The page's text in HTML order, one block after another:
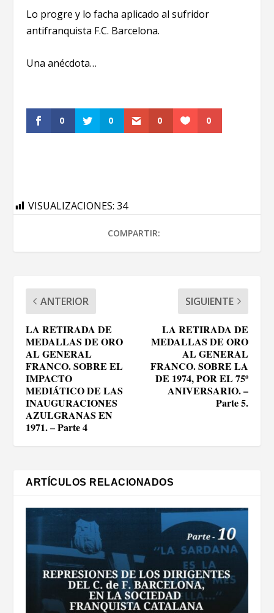
Lo progre y lo facha aplicado al sufridor
antifranquista F.C. Barcelona.
Una anécdota…
0 0 0 0
VISUALIZACIONES: 34
COMPARTIR:
ANTERIOR
LA RETIRADA DE
MEDALLAS DE ORO
AL GENERAL
FRANCO. SOBRE EL
IMPACTO
MEDIÁTICO DE LAS
INAUGURACIONES
AZULGRANAS EN
1971. – Parte 4
SIGUIENTE
LA RETIRADA DE
MEDALLAS DE ORO
AL GENERAL
FRANCO. SOBRE LA
DE 1974, POR EL 75º
ANIVERSARIO. –
Parte 5.
ARTÍCULOS RELACIONADOS